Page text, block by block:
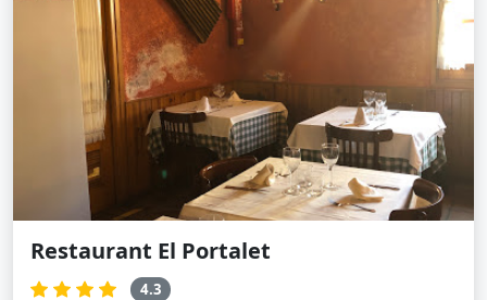
Restaurant El Portalet
4.3